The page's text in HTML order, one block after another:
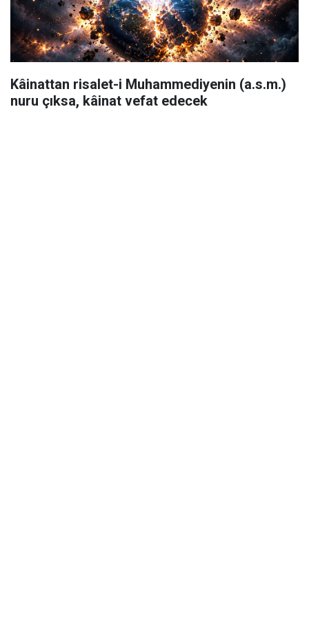
Kâinattan risalet-i Muhammediyenin (a.s.m.)
nuru çıksa, kâinat vefat edecek